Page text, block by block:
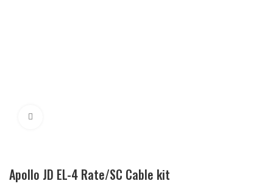
Apollo JD EL-4 Rate/SC Cable kit